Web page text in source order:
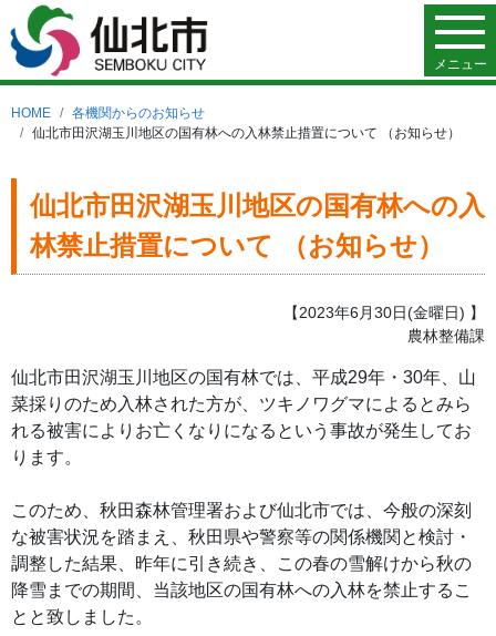
メニュー
HOME
各機関からのお知らせ
仙北市田沢湖玉川地区の国有林への入林禁止措置について （お知らせ）
仙北市田沢湖玉川地区の国有林への入
林禁止措置について （お知らせ）
【2023年6月30日(金曜日) 】
農林整備課
仙北市田沢湖玉川地区の国有林では、平成29年・30年、山
菜採りのため入林された方が、ツキノワグマによるとみら
れる被害によりお亡くなりになるという事故が発生してお
ります。
このため、秋田森林管理署および仙北市では、今般の深刻
な被害状況を踏まえ、秋田県や警察等の関係機関と検討・
調整した結果、昨年に引き続き、この春の雪解けから秋の
降雪までの期間、当該地区の国有林への入林を禁止するこ
とと致しました。